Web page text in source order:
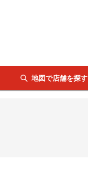
地図で店舗を探す